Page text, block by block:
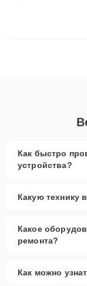
технику с
Как быстро
устройства?
Какую технику
Какое
ремонта?
Как можно